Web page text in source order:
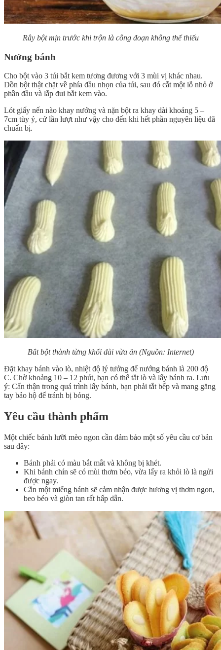
Rây bột mịn trước khi trộn là công đoạn không thể thiếu
Nướng bánh
Cho bột vào 3 túi bắt kem tương đương với 3 mùi vị khác nhau.
Dồn bột thật chặt về phía đầu nhọn của túi, sau đó cắt một lỗ nhỏ ở
phần đầu và lắp đui bắt kem vào.
Lót giấy nến nào khay nướng và nặn bột ra khay dài khoảng 5 –
7cm tùy ý, cứ lần lượt như vậy cho đến khi hết phần nguyên liệu đã
chuẩn bị.
Bắt bột thành từng khối dài vừa ăn (Nguồn: Internet)
Đặt khay bánh vào lò, nhiệt độ lý tưởng để nướng bánh là 200 độ
C. Chờ khoảng 10 – 12 phút, bạn có thể tắt lò và lấy bánh ra. Lưu
ý: Cẩn thận trong quá trình lấy bánh, bạn phải tắt bếp và mang găng
tay bảo hộ để tránh bị bỏng.
Yêu cầu thành phẩm
Một chiếc bánh lưỡi mèo ngon cần đảm bảo một số yêu cầu cơ bản
sau đây:
Bánh phải có màu bắt mắt và không bị khét.
Khi bánh chín sẽ có mùi thơm béo, vừa lấy ra khỏi lò là ngửi
được ngay.
Cắn một miếng bánh sẽ cảm nhận được hương vị thơm ngon,
beo béo và giòn tan rất hấp dẫn.